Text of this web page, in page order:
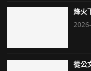
烽火
從公